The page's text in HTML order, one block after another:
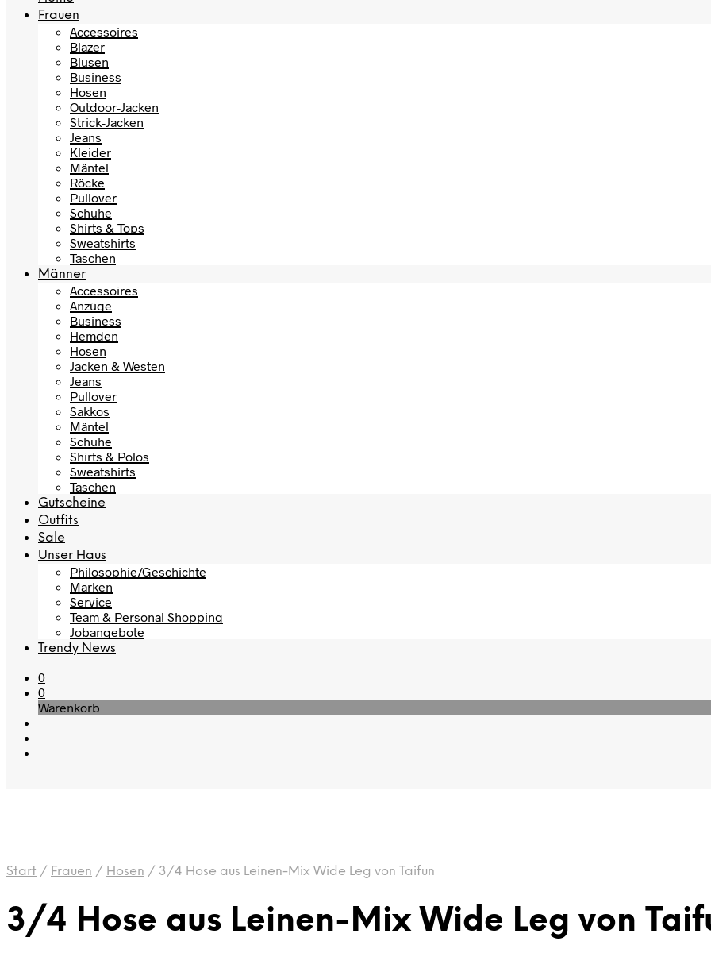
Frauen
Accessoires
Blazer
Blusen
Business
Hosen
Outdoor-Jacken
Strick-Jacken
Jeans
Kleider
Mäntel
Röcke
Pullover
Schuhe
Shirts & Tops
Sweatshirts
Taschen
Männer
Accessoires
Anzüge
Business
Hemden
Hosen
Jacken & Westen
Jeans
Pullover
Sakkos
Mäntel
Schuhe
Shirts & Polos
Sweatshirts
Taschen
Gutscheine
Outfits
Sale
Unser Haus
Philosophie/Geschichte
Marken
Service
Team & Personal Shopping
Jobangebote
Trendy News
0
0
Warenkorb
Start / Frauen / Hosen / 3/4 Hose aus Leinen-Mix Wide Leg von Taifun
3/4 Hose aus Leinen-Mix Wide Leg von